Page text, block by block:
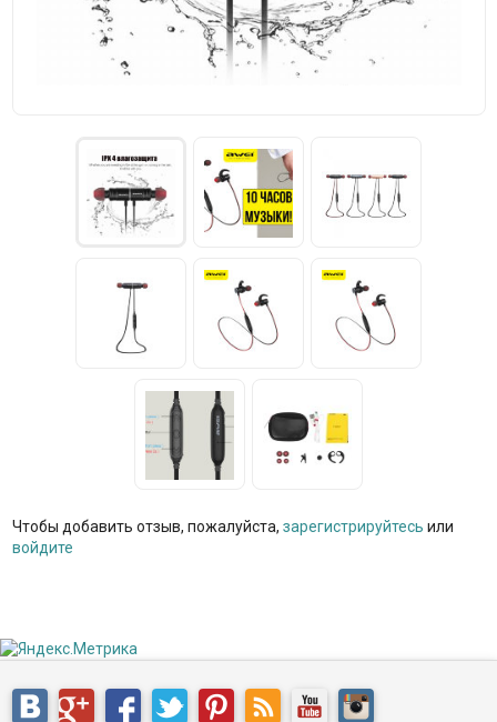
Чтобы добавить отзыв, пожалуйста, зарегистрируйтесь или
войдите